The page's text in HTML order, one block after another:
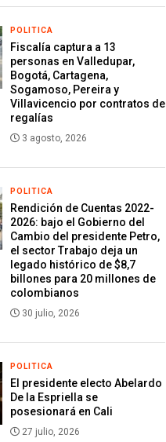
POLITICA
Fiscalía captura a 13
personas en Valledupar,
Bogotá, Cartagena,
Sogamoso, Pereira y
Villavicencio por contratos de
regalías
3 agosto, 2026
POLITICA
Rendición de Cuentas 2022-
2026: bajo el Gobierno del
Cambio del presidente Petro,
el sector Trabajo deja un
legado histórico de $8,7
billones para 20 millones de
colombianos
30 julio, 2026
POLITICA
El presidente electo Abelardo
De la Espriella se
posesionará en Cali
27 julio, 2026